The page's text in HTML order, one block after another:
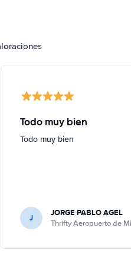
Todo muy bien
Todo muy bien
J JORGE PABLO AGEL
Thrifty Aeropuerto de